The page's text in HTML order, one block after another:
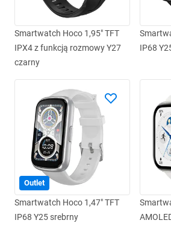
Smartwatch Hoco 1,95" TFT
IPX4 z funkcją rozmowy Y27
czarny
IP68
Outlet
Smartwatch Hoco 1,47" TFT
IP68 Y25 srebrny